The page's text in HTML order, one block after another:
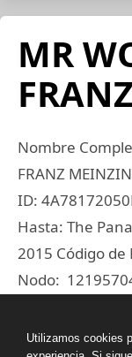
MR
Nombre
FRANZ
ID:
Hasta: The
2015 Código de
Nodo:
Utilizamos cookies